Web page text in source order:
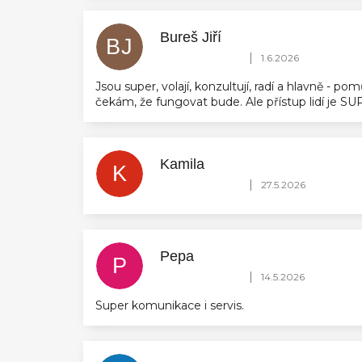
BJ Bureš Jiří
Hodnocení obchodu je 5 z 5
| 1.6.2026
Jsou super, volají, konzultují, radí a hlavně -
čekám, že fungovat bude. Ale přístup lidí je
K Kamila
Hodnocení obchodu je 5 z 5
| 27.5.2026
P Pepa
Hodnocení obchodu je 5 z 5
| 14.5.2026
Super komunikace i servis.